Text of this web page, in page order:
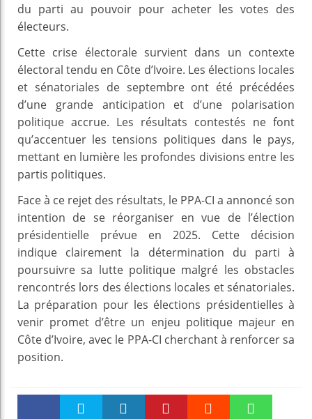
du parti au pouvoir pour acheter les votes des
électeurs.
Cette crise électorale survient dans un contexte
électoral tendu en Côte d’Ivoire. Les élections locales
et sénatoriales de septembre ont été précédées
d’une grande anticipation et d’une polarisation
politique accrue. Les résultats contestés ne font
qu’accentuer les tensions politiques dans le pays,
mettant en lumière les profondes divisions entre les
partis politiques.
Face à ce rejet des résultats, le PPA-CI a annoncé son
intention de se réorganiser en vue de l’élection
présidentielle prévue en 2025. Cette décision
indique clairement la détermination du parti à
poursuivre sa lutte politique malgré les obstacles
rencontrés lors des élections locales et sénatoriales.
La préparation pour les élections présidentielles à
venir promet d’être un enjeu politique majeur en
Côte d’Ivoire, avec le PPA-CI cherchant à renforcer sa
position.